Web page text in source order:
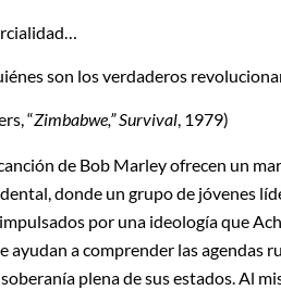
son los verdaderos
“Zimbabwe,”Survival, 1979)
de Bob Marley ofrecen un
donde un grupo de jóvenes
por una ideología que
ayudan a comprender las
plena de sus estados. Al